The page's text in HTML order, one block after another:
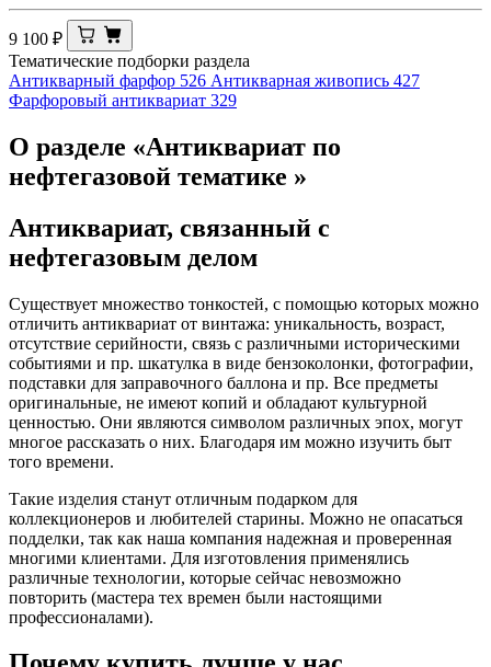
9 100 ₽
Тематические подборки раздела
Антикварный фарфор 526 Антикварная живопись 427
Фарфоровый антиквариат 329
О разделе «Антиквариат по
нефтегазовой тематике »
Антиквариат, связанный с
нефтегазовым делом
Существует множество тонкостей, с помощью которых можно
отличить антиквариат от винтажа: уникальность, возраст,
отсутствие серийности, связь с различными историческими
событиями и пр. шкатулка в виде бензоколонки, фотографии,
подставки для заправочного баллона и пр. Все предметы
оригинальные, не имеют копий и обладают культурной
ценностью. Они являются символом различных эпох, могут
многое рассказать о них. Благодаря им можно изучить быт
того времени.
Такие изделия станут отличным подарком для
коллекционеров и любителей старины. Можно не опасаться
подделки, так как наша компания надежная и проверенная
многими клиентами. Для изготовления применялись
различные технологии, которые сейчас невозможно
повторить (мастера тех времен были настоящими
профессионалами).